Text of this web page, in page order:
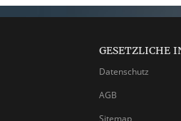
GESETZLICHE
Datenschutz
AGB
Sitemap